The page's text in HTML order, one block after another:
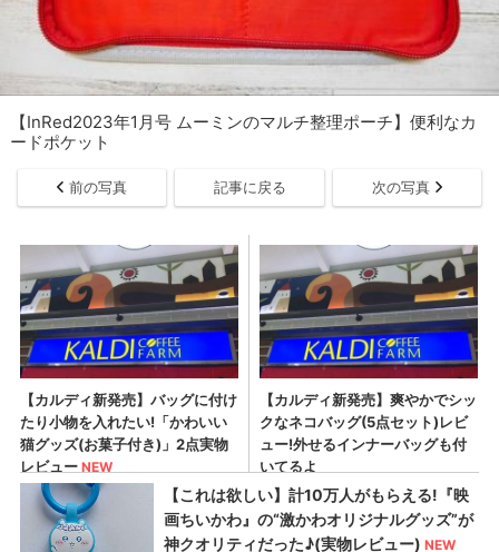
【InRed2023年1月号 ムーミンのマルチ整理ポーチ】便利なカ
ードポケット
前の写真 記事に戻る 次の写真